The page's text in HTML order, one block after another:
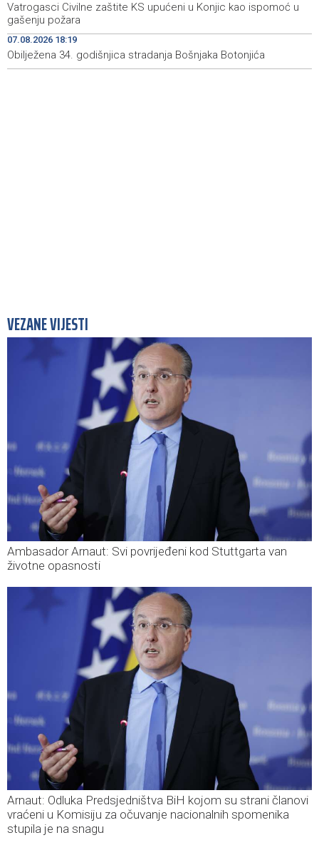
18:32
Second Air Tractor joins firefighting efforts in Konjic,
third expected on Saturday
Vatrogasci Civilne zaštite KS upućeni u Konjic kao ispomoć u
gašenju požara
07.08.2026 18:19
Obilježena 34. godišnjica stradanja Bošnjaka Botonjića
VEZANE VIJESTI
Ambasador Arnaut: Svi povrijeđeni kod Stuttgarta van
životne opasnosti
Arnaut: Odluka Predsjedništva BiH kojom su strani članovi
vraćeni u Komisiju za očuvanje nacionalnih spomenika
stupila je na snagu